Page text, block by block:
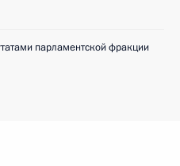
парламентской фракции